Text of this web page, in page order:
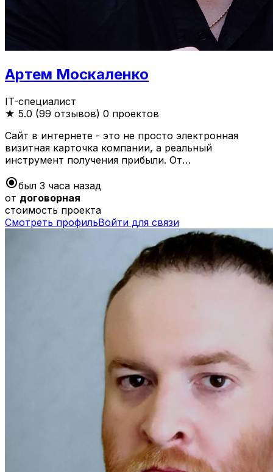
Артем Москаленко
IT-специалист
★ 5.0 (99 отзывов) 0 проектов
Сайт в интернете - это не просто электронная
визитная карточка компании, а реальный
инструмент получения прибыли. От…
radio_button_checkedбыл 3 часа назад
от договорная
стоимость проекта
Смотреть профильВойти для связи